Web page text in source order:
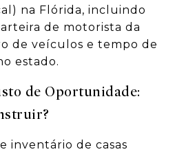
na Flórida, incluindo
de motorista da
de veículos e tempo de
estado.
de Oportunidade:
inventário de casas